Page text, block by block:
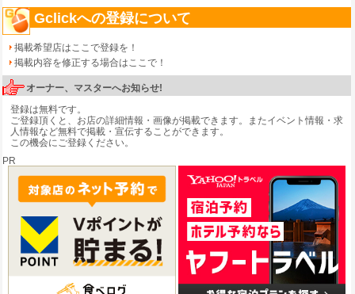
Gclickへの登録について
掲載希望店はここで登録を！
掲載内容を修正する場合はここで！
オーナー、マスターへお知らせ!
登録は無料です。
ご登録頂くと、お店の詳細情報・画像が掲載できます。またイベント情報・求
人情報など無料で掲載・宣伝することができます。
この機会にご登録ください。
PR